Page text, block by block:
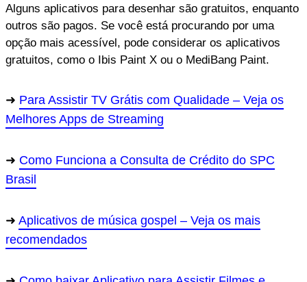
Alguns aplicativos para desenhar são gratuitos, enquanto
outros são pagos. Se você está procurando por uma
opção mais acessível, pode considerar os aplicativos
gratuitos, como o Ibis Paint X ou o MediBang Paint.
Para Assistir TV Grátis com Qualidade – Veja os
Melhores Apps de Streaming
Como Funciona a Consulta de Crédito do SPC
Brasil
Aplicativos de música gospel – Veja os mais
recomendados